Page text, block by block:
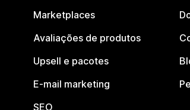
Marketplaces
Avaliações de produtos
Upsell e pacotes
E-mail marketing
SEO